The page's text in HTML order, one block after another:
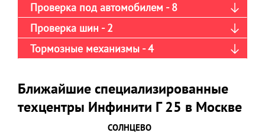
Проверка под автомобилем - 8
Проверка шин - 2
Тормозные механизмы - 4
Ближайшие специализированные
техцентры Инфинити Г 25 в Москве
СОЛНЦЕВО